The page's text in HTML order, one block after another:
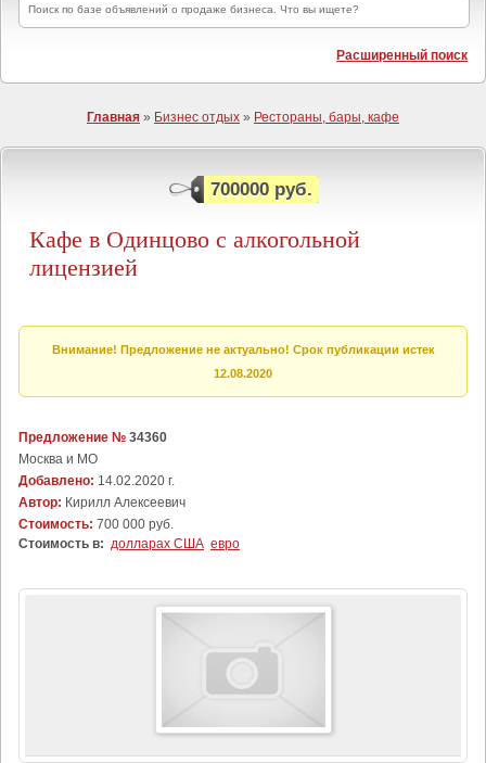
Расширенный поиск
Главная » Бизнес отдых » Рестораны, бары, кафе
700000 руб.
Кафе в Одинцово с алкогольной
лицензией
Внимание! Предложение не актуально! Срок публикации истек
12.08.2020
Предложение № 34360
Москва и МО
Добавлено: 14.02.2020 г.
Автор: Кирилл Алексеевич
Стоимость: 700 000 руб.
Стоимость в: долларах США евро